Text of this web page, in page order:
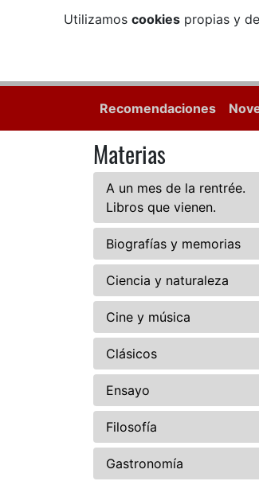
Utilizamos cookiespropias y de
Recomendaciones
Materias
A un mes de la rentrée.
Libros que vienen.
Biografías y memorias
Ciencia y naturaleza
Cine y música
Clásicos
Ensayo
Filosofía
Gastronomía